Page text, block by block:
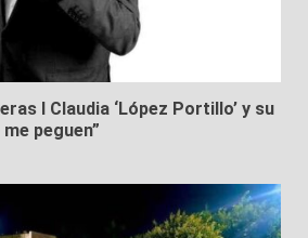
I Claudia ‘López Portillo’ y su
peguen”